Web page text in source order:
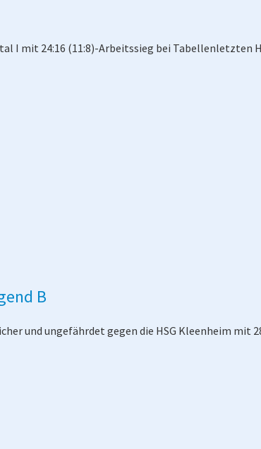
I mit 24:16 (11:8)-Arbeitssieg bei Tabellenletzten
B
und ungefährdet gegen die HSG Kleenheim mit